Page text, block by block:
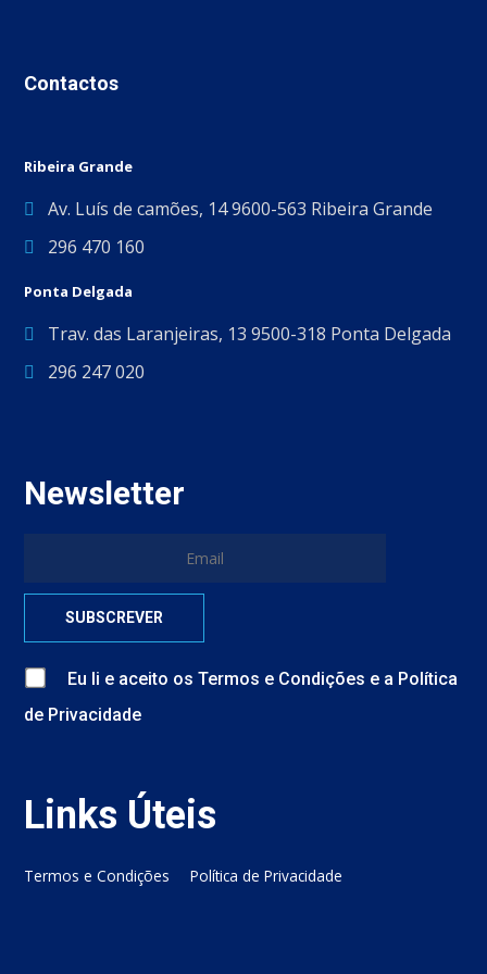
Contactos
Ribeira Grande
Av. Luís de camões, 14 9600-563 Ribeira Grande
296 470 160
Ponta Delgada
Trav. das Laranjeiras, 13 9500-318 Ponta Delgada
296 247 020
Newsletter
Eu li e aceito osTermos e Condições e a Política
de Privacidade
Links Úteis
Termos e Condições Política de Privacidade